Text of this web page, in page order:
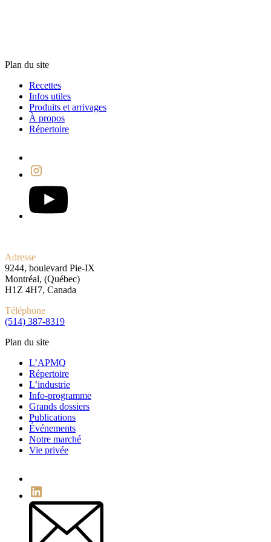
Plan du site
Recettes
Infos utiles
Produits et arrivages
À propos
Répertoire
Adresse
9244, boulevard Pie-IX
Montréal, (Québec)
H1Z 4H7, Canada
Téléphone
(514) 387-8319
Plan du site
L’APMQ
Répertoire
L’industrie
Info-programme
Grands dossiers
Publications
Événements
Notre marché
Vie privée